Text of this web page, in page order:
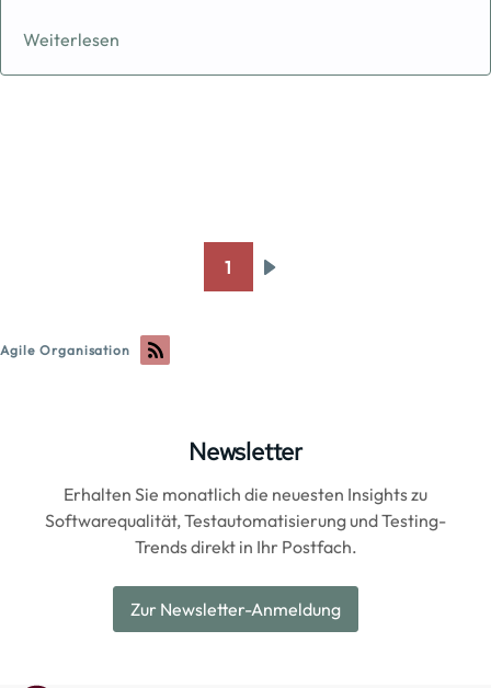
Weiterlesen
1
Next
Agile Organisation
Newsletter
Erhalten Sie monatlich die neuesten Insights zu
Softwarequalität, Testautomatisierung und Testing-
Trends direkt in Ihr Postfach.
Zur Newsletter-Anmeldung